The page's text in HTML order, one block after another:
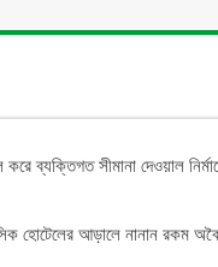
করে ব্যক্তিগত সীমানা দেওয়াল
হোটেলের আড়ালে নানান রকম